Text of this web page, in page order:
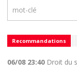
Recommandations
06/08 23:40 Droit du